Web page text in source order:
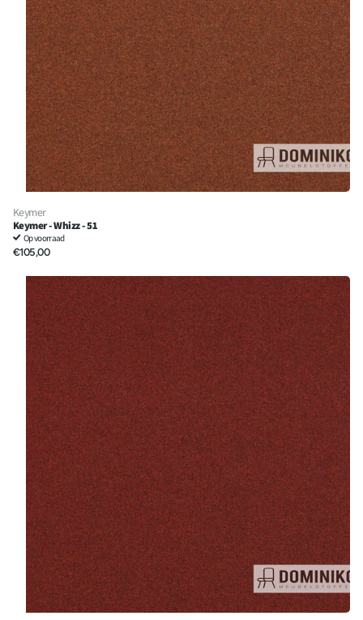
Keymer
Keymer - Whizz - 51
Op voorraad
€105,00